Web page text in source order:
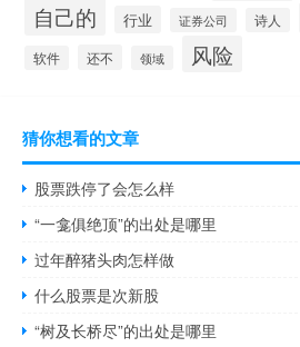
自己的 行业 证券公司 诗人
软件 还不 领域 风险
猜你想看的文章
股票跌停了会怎么样
“一龛俱绝顶”的出处是哪里
过年醉猪头肉怎样做
什么股票是次新股
“树及长桥尽”的出处是哪里